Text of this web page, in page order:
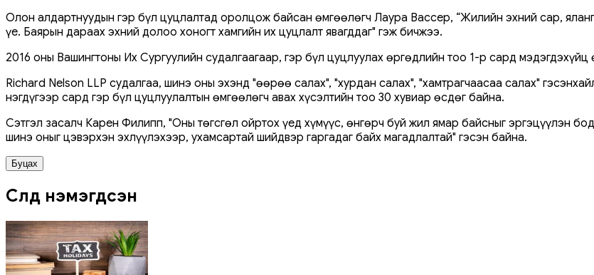
Олон алдартнуудын гэр бүл цуцлалтад оролцож байсан өмгөөлөгч Лаура Вассер, “Жилийн эхний сар,
үе. Баярын дараах эхний долоо хоногт хамгийн их цуцлалт явагддаг" гэж бичжээ.
2016 оны Вашингтоны Их Сургуулийн судалгаагаар, гэр бүл цуцлуулах өргөдлийн тоо 1-р сард мэдэгдэхүйц
Richard Nelson LLP судалгаа, шинэ оны эхэнд "өөрөө салах", "хурдан салах", "хамтрагчаасаа салах"
нэгдүгээр сард гэр бүл цуцлуулалтын өмгөөлөгч авах хүсэлтийн тоо 30 хувиар өсдөг байна.
Сэтгэл засалч Карен Филипп, "Оны төгсгөл ойртох үед хүмүүс, өнгөрч буй жил ямар байсныг эргэцүүлэн
шинэ оныг цэвэрхэн эхлүүлэхээр, ухамсартай шийдвэр гаргадаг байх магадлалтай" гэсэн байна.
Буцах
Сүүлд нэмэгдсэн